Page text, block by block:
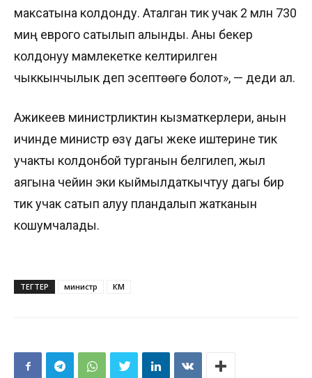
максатына колдонду. Аталган тик учак 2 млн 730
миң еврого сатылып алынды. Аны бекер
колдонуу мамлекетке келтирилген
чыккынчылык деп эсептөөгө болот», — деди ал.
Ажикеев министрликтин кызматкерлери, анын
ичинде министр өзү дагы жеке иштерине тик
учакты колдонбой турганын белгилеп, жыл
аягына чейин эки кыймылдаткычтуу дагы бир
тик учак сатып алуу пландалып жатканын
кошумчалады.
ТЕГТЕР министр ӨКМ